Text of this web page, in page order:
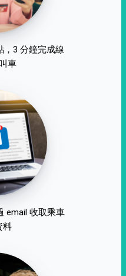
，3 分鐘完成線
車
email 收取乘車
料